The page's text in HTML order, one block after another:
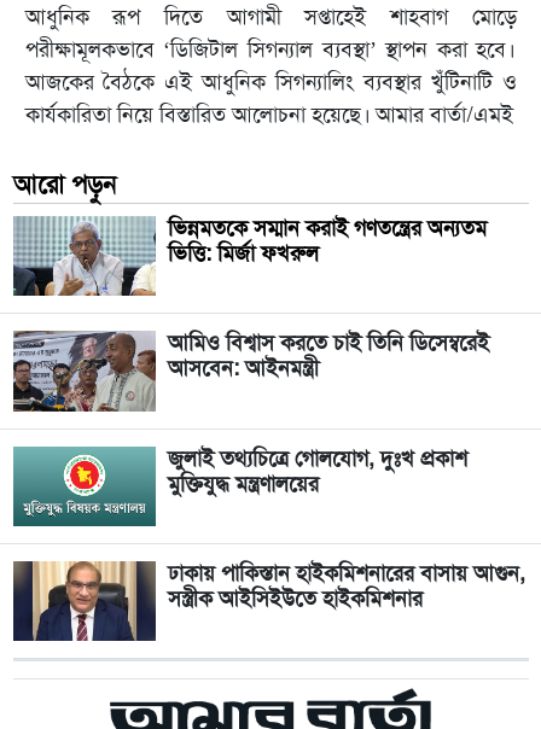
আধুনিক রূপ দিতে আগামী সপ্তাহেই শাহবাগ মোড়ে
পরীক্ষামূলকভাবে ‘ডিজিটাল সিগন্যাল ব্যবস্থা’ স্থাপন করা হবে।
আজকের বৈঠকে এই আধুনিক সিগন্যালিং ব্যবস্থার খুঁটিনাটি ও
কার্যকারিতা নিয়ে বিস্তারিত আলোচনা হয়েছে। আমার বার্তা/এমই
আরো পড়ুন
ভিন্নমতকে সম্মান করাই গণতন্ত্রের অন্যতম
ভিত্তি: মির্জা ফখরুল
আমিও বিশ্বাস করতে চাই তিনি ডিসেম্বরেই
আসবেন: আইনমন্ত্রী
জুলাই তথ্যচিত্রে গোলযোগ, দুঃখ প্রকাশ
মুক্তিযুদ্ধ মন্ত্রণালয়ের
ঢাকায় পাকিস্তান হাইকমিশনারের বাসায় আগুন,
সস্ত্রীক আইসিইউতে হাইকমিশনার